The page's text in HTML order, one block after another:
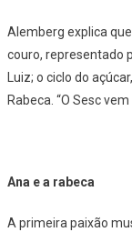
Alemberg explica
couro, representado
Luiz; o ciclo do
Rabeca. “O Sesc
Ana e a rabeca
A primeira paixão